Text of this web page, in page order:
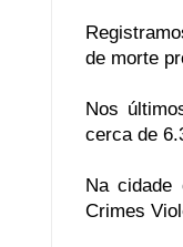
de morte
Nos
cerca de
Na cidade
Crimes